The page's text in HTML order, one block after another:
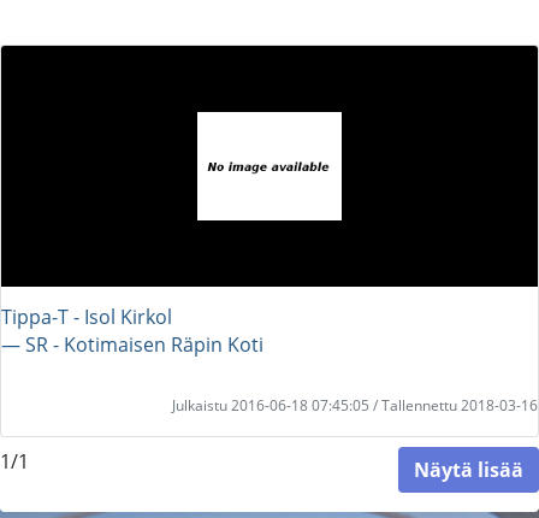
Tippa-T - Isol Kirkol
― SR - Kotimaisen Räpin Koti
Julkaistu 2016-06-18 07:45:05 / Tallennettu 2018-03-16
1/1 Näytä lisää